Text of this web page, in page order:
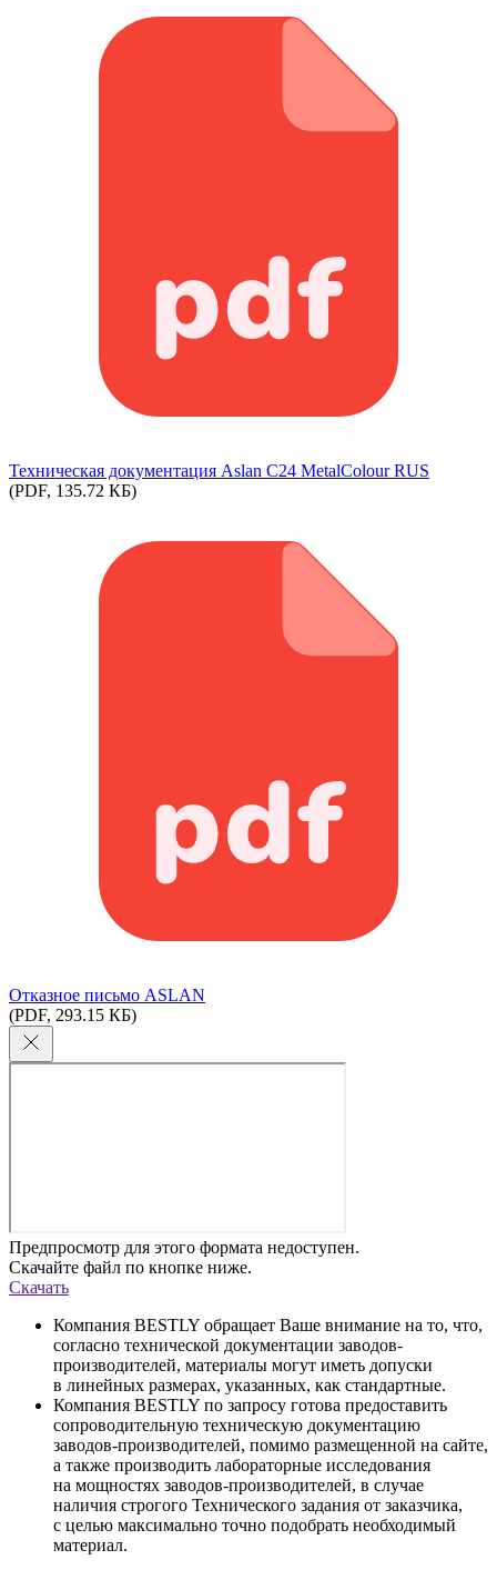
Техническая документация Aslan С24 MetalColour RUS
(PDF, 135.72 КБ)
Отказное письмо ASLAN
(PDF, 293.15 КБ)
Предпросмотр для этого формата недоступен.
Скачайте файл по кнопке ниже.
Скачать
Компания BESTLY обращает Ваше внимание на то, что,
согласно технической документации заводов-
производителей, материалы могут иметь допуски
в линейных размерах, указанных, как стандартные.
Компания BESTLY по запросу готова предоставить
сопроводительную техническую документацию
заводов-производителей, помимо размещенной на сайте,
а также производить лабораторные исследования
на мощностях заводов-производителей, в случае
наличия строгого Технического задания от заказчика,
с целью максимально точно подобрать необходимый
материал.